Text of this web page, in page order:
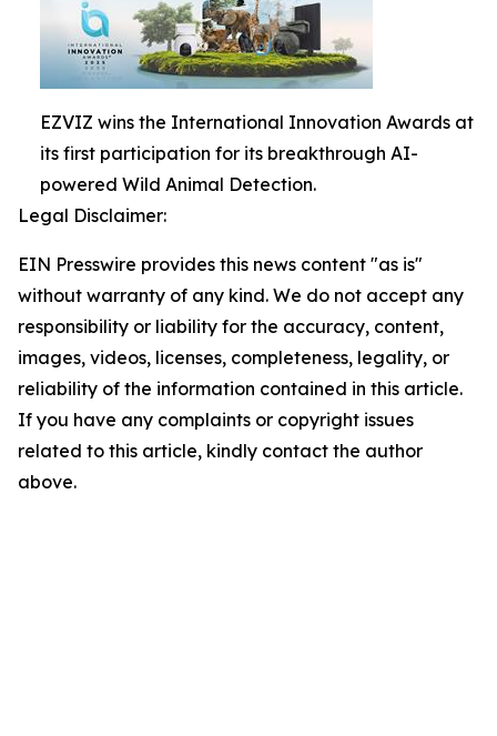
EZVIZ wins the International Innovation Awards at
its first participation for its breakthrough AI-
powered Wild Animal Detection.
Legal Disclaimer:
EIN Presswire provides this news content "as is"
without warranty of any kind. We do not accept any
responsibility or liability for the accuracy, content,
images, videos, licenses, completeness, legality, or
reliability of the information contained in this article.
If you have any complaints or copyright issues
related to this article, kindly contact the author
above.